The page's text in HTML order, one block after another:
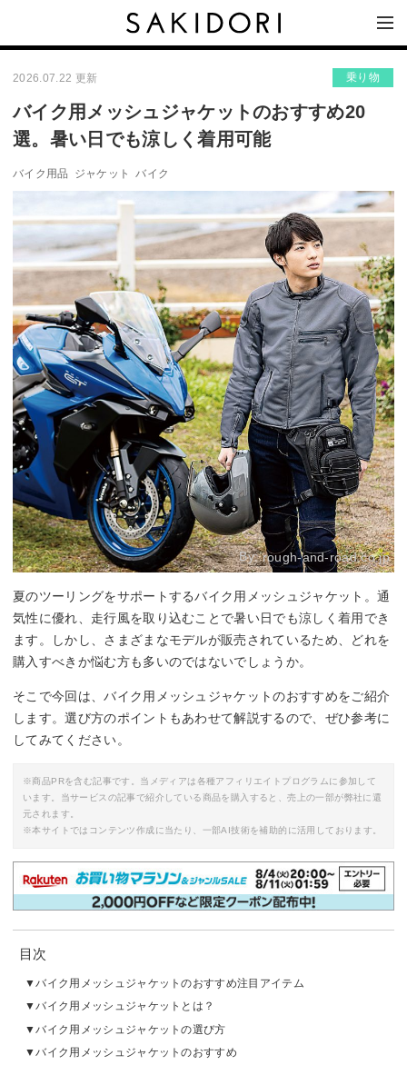
2026.07.22 更新 乗り物
バイク用メッシュジャケットのおすすめ20
選。暑い日でも涼しく着用可能
バイク用品 ジャケット バイク
By:rough-and-road.co.jp
夏のツーリングをサポートするバイク用メッシュジャケット。通
気性に優れ、走行風を取り込むことで暑い日でも涼しく着用でき
ます。しかし、さまざまなモデルが販売されているため、どれを
購入すべきか悩む方も多いのではないでしょうか。
そこで今回は、バイク用メッシュジャケットのおすすめをご紹介
します。選び方のポイントもあわせて解説するので、ぜひ参考に
してみてください。
※商品PRを含む記事です。当メディアは各種アフィリエイトプログラムに参加して
います。当サービスの記事で紹介している商品を購入すると、売上の一部が弊社に還
元されます。
※本サイトではコンテンツ作成に当たり、一部AI技術を補助的に活用しております。
目次
バイク用メッシュジャケットのおすすめ注目アイテム
バイク用メッシュジャケットとは？
バイク用メッシュジャケットの選び方
バイク用メッシュジャケットのおすすめ